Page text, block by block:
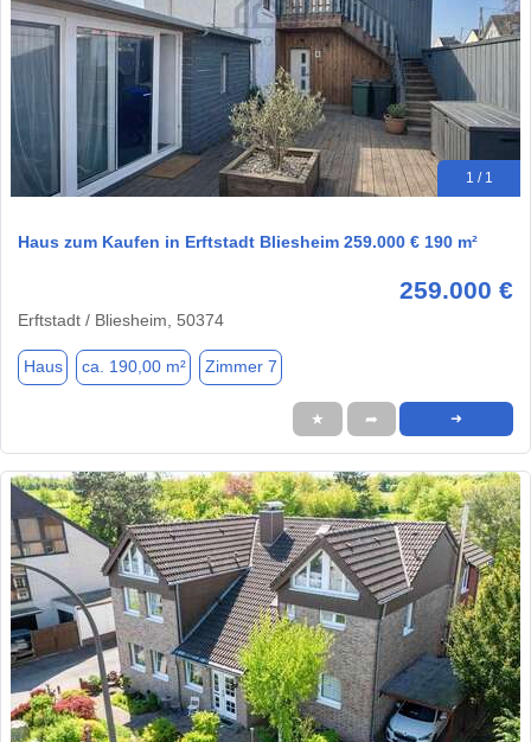
1 / 1
Haus zum Kaufen in Erftstadt Bliesheim 259.000 € 190 m²
259.000 €
Erftstadt / Bliesheim, 50374
Haus ca. 190,00 m² Zimmer 7
★ ➦ ➜